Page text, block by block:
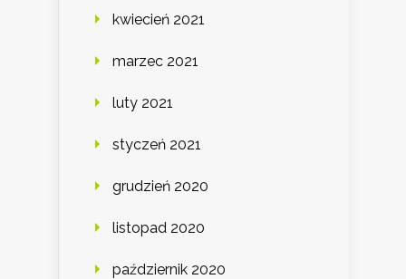
kwiecień 2021
marzec 2021
luty 2021
styczeń 2021
grudzień 2020
listopad 2020
październik 2020